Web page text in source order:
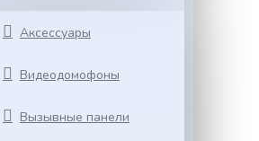
Аксессуары
Видеодомофоны
Вызывные панели